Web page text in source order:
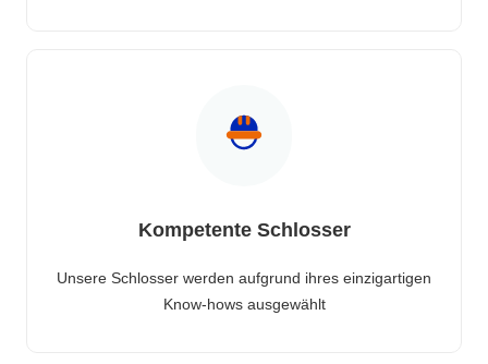
Kompetente Schlosser
Unsere Schlosser werden aufgrund ihres einzigartigen
Know-hows ausgewählt